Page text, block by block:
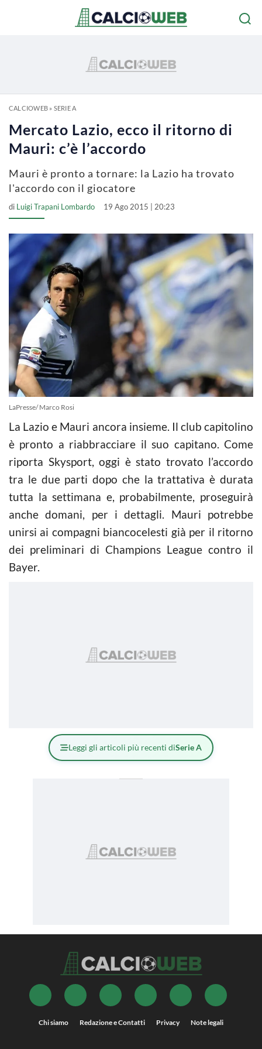
CALCIOWEB» SERIE A
Mercato Lazio, ecco il ritorno di
Mauri: c’è l’accordo
Mauri è pronto a tornare: la Lazio ha trovato
l'accordo con il giocatore
di Luigi Trapani Lombardo 19 Ago 2015 | 20:23
LaPresse/ Marco Rosi
La Lazio e Mauri ancora insieme. Il club capitolino
è pronto a riabbracciare il suo capitano. Come
riporta Skysport, oggi è stato trovato l’accordo
tra le due parti dopo che la trattativa è durata
tutta la settimana e, probabilmente, proseguirà
anche domani, per i dettagli. Mauri potrebbe
unirsi ai compagni biancocelesti già per il ritorno
dei preliminari di Champions League contro il
Bayer.
Leggi gli articoli più recenti diSerie A
Chi siamo Redazione e Contatti Privacy Note legali